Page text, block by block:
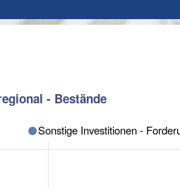
- Bestände